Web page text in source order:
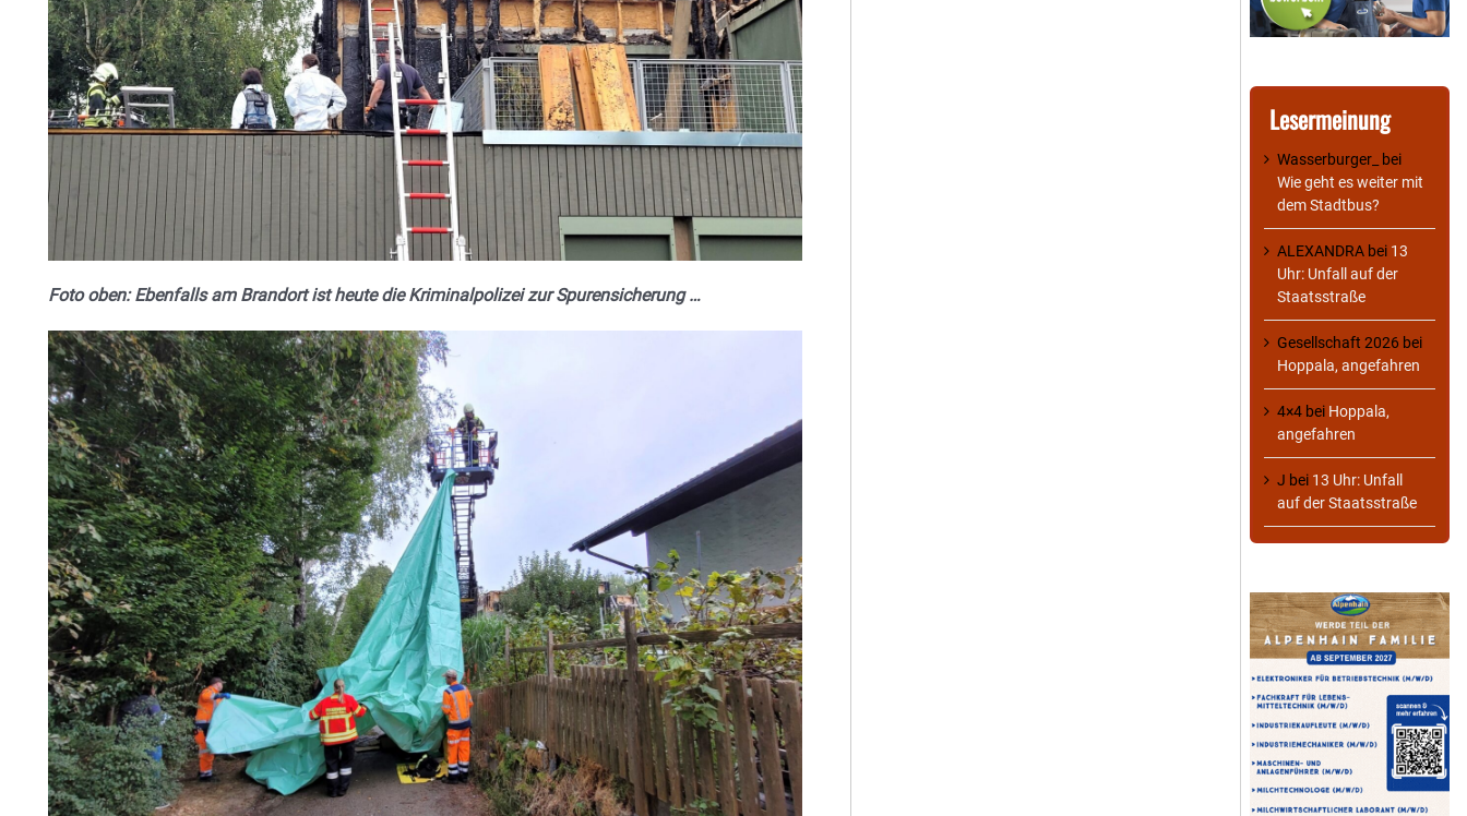
Foto oben: Ebenfalls am Brandort ist heute die Kriminalpolizei zur Spurensicherung …
Lesermeinung
Wasserburger_
bei
Wie geht es weiter mit
dem Stadtbus?
ALEXANDRA bei 13
Uhr: Unfall auf der
Staatsstraße
Gesellschaft 2026 bei
Hoppala, angefahren
4×4 bei Hoppala,
angefahren
J bei 13 Uhr: Unfall
auf der Staatsstraße